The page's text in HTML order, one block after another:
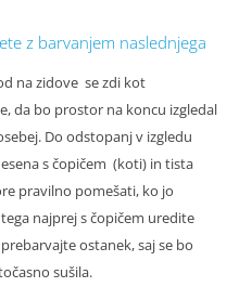
z barvanjem naslednjega
na zidove se zdi kot
da bo prostor na koncu izgledal
Do odstopanj v izgledu
s čopičem (koti) in tista
pravilno pomešati, ko jo
najprej s čopičem uredite
ostanek, saj se bo
sušila.